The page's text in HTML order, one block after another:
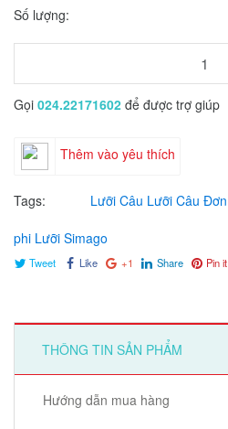
Số lượng:
Gọi 024.22171602 để được trợ giúp
Thêm vào yêu thích
Tags: Lưỡi Câu Lưỡi Câu Đơn
phi Lưỡi Simago
Tweet Like +1 Share Pin it
THÔNG TIN SẢN PHẨM
Hướng dẫn mua hàng